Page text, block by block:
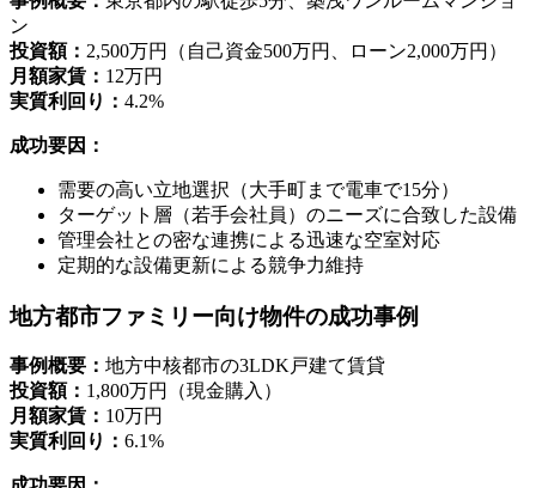
ン
投資額： 2,500万円（自己資金500万円、ローン2,000万円）
月額家賃： 12万円
実質利回り： 4.2%
成功要因：
需要の高い立地選択（大手町まで電車で15分）
ターゲット層（若手会社員）のニーズに合致した設備
管理会社との密な連携による迅速な空室対応
定期的な設備更新による競争力維持
地方都市ファミリー向け物件の成功事例
事例概要： 地方中核都市の3LDK戸建て賃貸
投資額： 1,800万円（現金購入）
月額家賃： 10万円
実質利回り： 6.1%